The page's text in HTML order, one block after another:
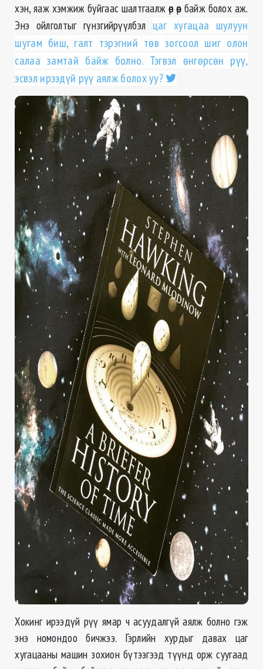
хэн, яаж хэмжиж буйгаас шалтгаалж өөр өөр байж болох аж.
Энэ ойлголтыг гүнзгийрүүлбэл цаг хугацаа шулуун
шугам биш, галт тэрэгний төв зогсоол шиг олон
салаа замтай байж болно. Тэгвэл өнгөрсөн рүү,
эсвэл ирээдүй рүү аялж болох уу?
Хокинг ирээдүй рүү ямар ч асуудалгүй аялж болно гэж
энэ номондоо бичжээ. Гэрлийн хурдыг давах цаг
хугацааны машин зохион бүтээгээд түүнд орж суугаад